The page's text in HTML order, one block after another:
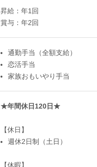
昇給：年1回
賞与：年2回
通勤手当（全額支給）
恋活手当
家族おもいやり手当
★年間休日120日★
【休日】
週休2日制（土日）
【休暇】